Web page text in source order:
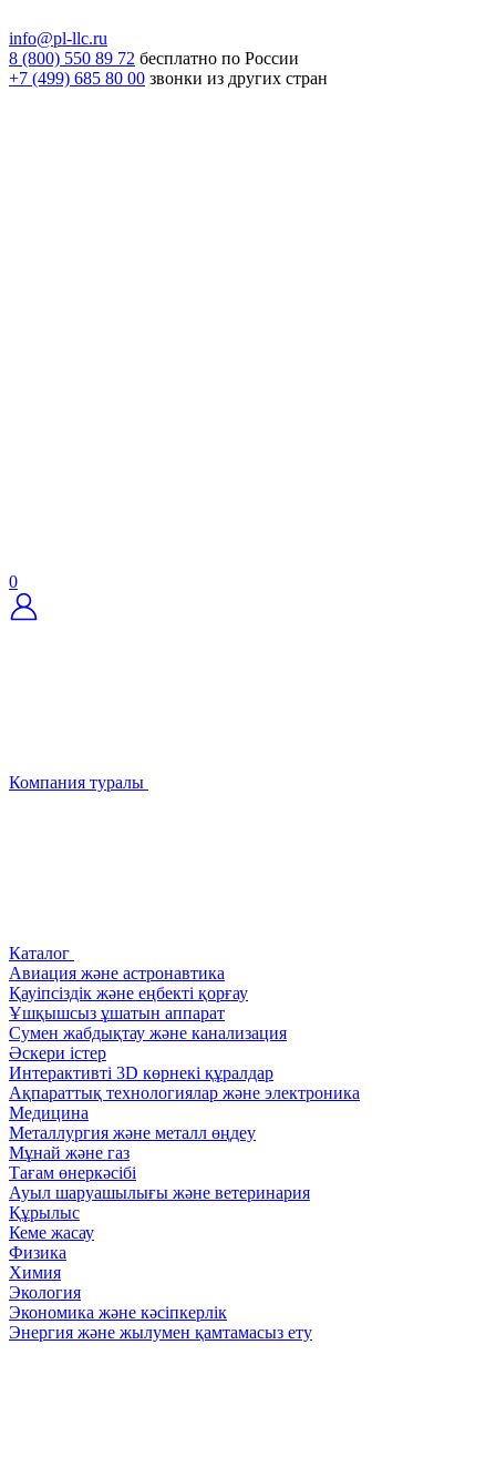
info@pl-llc.ru
8 (800) 550 89 72 бесплатно по России
+7 (499) 685 80 00 звонки из других стран
0
Компания туралы
Каталог
Авиация және астронавтика
Қауіпсіздік және еңбекті қорғау
Ұшқышсыз ұшатын аппарат
Сумен жабдықтау және канализация
Әскери істер
Интерактивті 3D көрнекі құралдар
Ақпараттық технологиялар және электроника
Медицина
Металлургия және металл өңдеу
Мұнай және газ
Тағам өнеркәсібі
Ауыл шаруашылығы және ветеринария
Құрылыс
Кеме жасау
Физика
Химия
Экология
Экономика және кәсіпкерлік
Энергия және жылумен қамтамасыз ету